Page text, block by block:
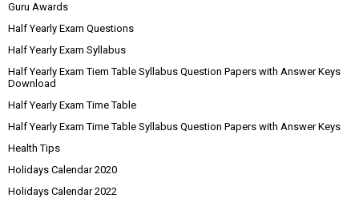
Guru Awards
Half Yearly Exam Questions
Half Yearly Exam Syllabus
Half Yearly Exam Tiem Table Syllabus Question Papers with Answer Keys
Download
Half Yearly Exam Time Table
Half Yearly Exam Time Table Syllabus Question Papers with Answer Keys
Health Tips
Holidays Calendar 2020
Holidays Calendar 2022